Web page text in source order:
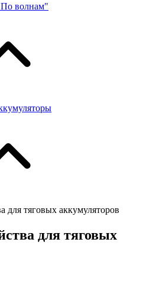
волнам"
для тяговых аккумуляторов
для тяговых